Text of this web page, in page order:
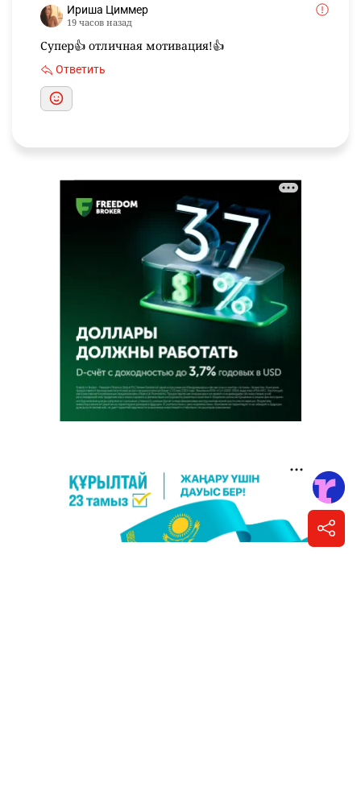
Ириша Циммер
19 часов назад
Супер👍 отличная мотивация!👍
Ответить